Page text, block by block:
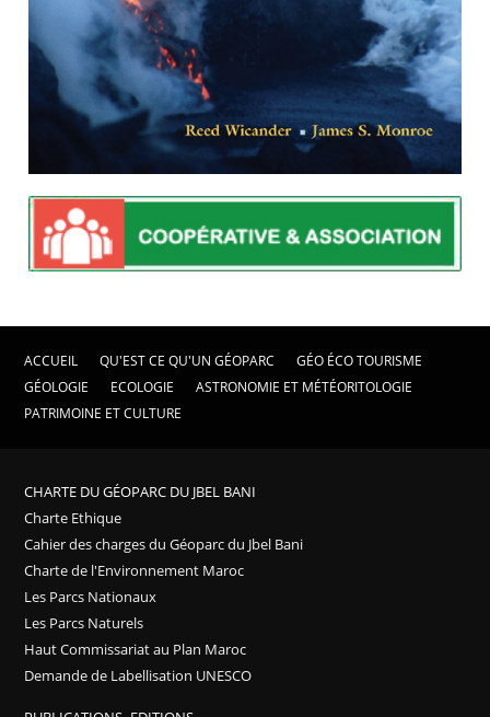
ACCUEIL QU'EST CE QU'UN GÉOPARC
GÉO ÉCO TOURISME
GÉOLOGIE
ECOLOGIE
ASTRONOMIE ET MÉTÉORITOLOGIE
PATRIMOINE ET CULTURE
CHARTE DU GÉOPARC DU JBEL BANI
Charte Ethique
Cahier des charges du Géoparc du Jbel Bani
Charte de l'Environnement Maroc
Les Parcs Nationaux
Les Parcs Naturels
Haut Commissariat au Plan Maroc
Demande de Labellisation UNESCO